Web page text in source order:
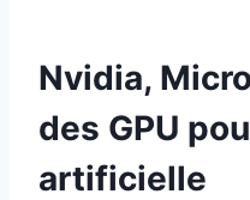
Nvidia,
des GPU
artificielle